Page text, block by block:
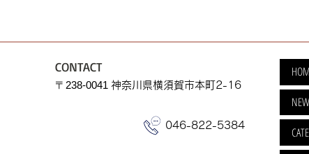
046-822-5384
CONTACT
​〒238-0041 神奈川県横須賀市本町2-16